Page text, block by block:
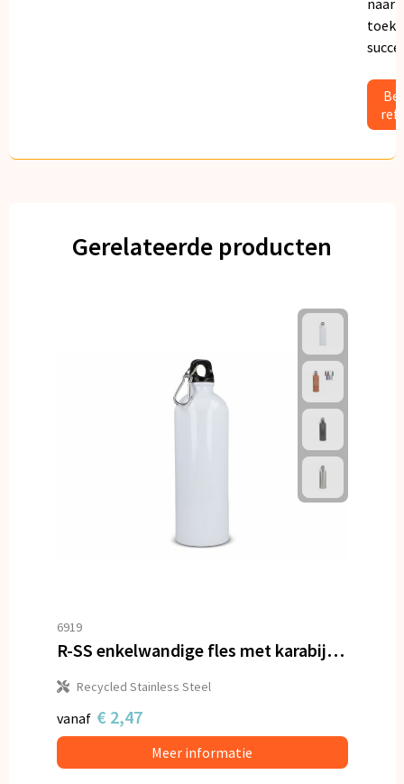
Gerelateerde producten
6919
R-SS enkelwandige fles met karabijnhaak 750ml
Recycled Stainless Steel
vanaf € 2,47
Meer informatie